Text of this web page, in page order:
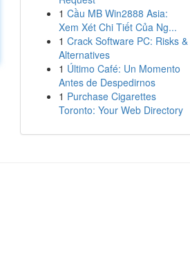
1 Cầu MB Win2888 Asia:
Xem Xét Chi Tiết Của Ng...
1 Crack Software PC: Risks &
Alternatives
1 Último Café: Un Momento
Antes de Despedirnos
1 Purchase Cigarettes
Toronto: Your Web Directory